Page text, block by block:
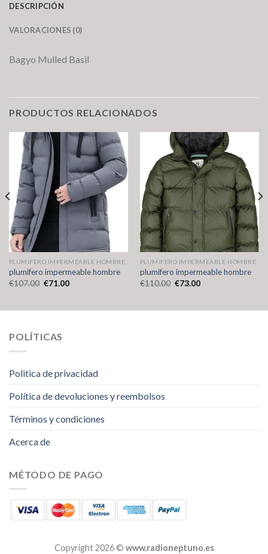
DESCRIPCIÓN
VALORACIONES (0)
Bagyo Mulled Basil
PRODUCTOS RELACIONADOS
PLUMIFERO IMPERMEABLE HOMBRE
plumifero impermeable hombre
€107.00 €71.00
PLUMIFERO IMPERMEABLE HOMBRE
plumifero impermeable hombre
€110.00 €73.00
POLÍTICAS
Politica de privacidad
Política de devoluciones y reembolsos
Términos y condiciones
Acerca de
MÉTODO DE PAGO
Copyright 2026 © www.radioneptuno.es